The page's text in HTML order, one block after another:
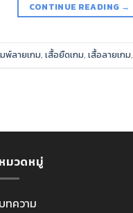
CONTINUE READING →
พ์ลายเกม, เสื้อยืดเกม, เสื้อลายเกม,
หมวดหมู่
บทความ